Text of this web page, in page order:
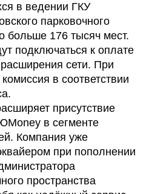
в ведении ГКУ
парковочного
больше 176 тысяч мест.
подключаться к оплате
сети. При
в соответствии
присутствие
в сегменте
Компания уже
при пополнении
пространства